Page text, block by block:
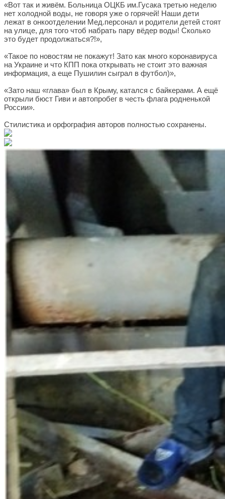
«Вот так и живём. Больница ОЦКБ им.Гусака третью неделю
нет холодной воды, не говоря уже о горячей! Наши дети
лежат в онкоотделении Мед.персонал и родители детей стоят
на улице, для того чтоб набрать пару вёдер воды! Сколько
это будет продолжаться?!»,
«Такое по новостям не покажут! Зато как много коронавируса
на Украине и что КПП пока открывать не стоит это важная
информация, а еще Пушилин сыграл в футбол)»,
«Зато наш «глава» был в Крыму, катался с байкерами. А ещё
открыли бюст Гиви и автопробег в честь флага родненькой
России».
Стилистика и орфография авторов полностью сохранены.